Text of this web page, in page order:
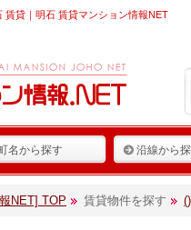
賃貸｜明石 賃貸マンション情報NET
名から探す 沿線から
NET] TOP 賃貸物件を探す